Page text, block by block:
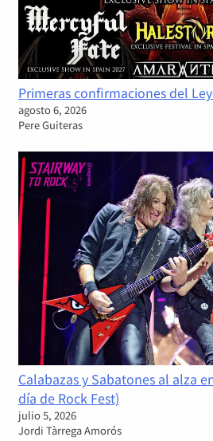
Primeras confirmaciones del
agosto 6, 2026
Pere Guiteras
Calabazas y Sabatones al alza
día de Rock Fest)
julio 5, 2026
Jordi Tàrrega Amorós